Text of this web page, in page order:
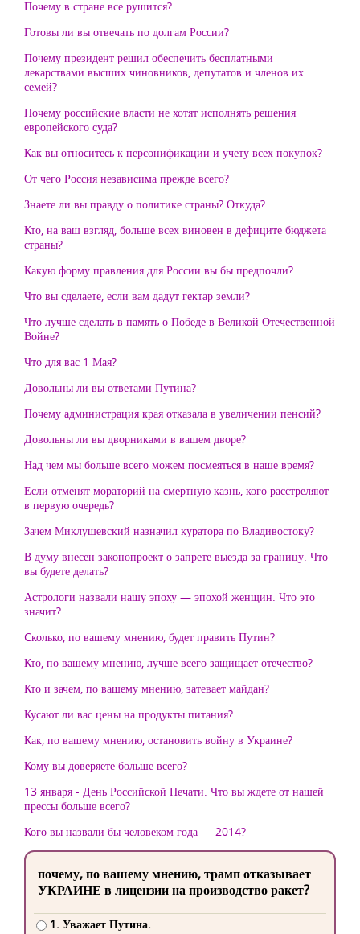
Почему в стране все рушится?
Готовы ли вы отвечать по долгам России?
Почему президент решил обеспечить бесплатными
лекарствами высших чиновников, депутатов и членов их
семей?
Почему российские власти не хотят исполнять решения
европейского суда?
Как вы относитесь к персонификации и учету всех покупок?
От чего Россия независима прежде всего?
Знаете ли вы правду о политике страны? Откуда?
Кто, на ваш взгляд, больше всех виновен в дефиците бюджета
страны?
Какую форму правления для России вы бы предпочли?
Что вы сделаете, если вам дадут гектар земли?
Что лучше сделать в память о Победе в Великой Отечественной
Войне?
Что для вас 1 Мая?
Довольны ли вы ответами Путина?
Почему администрация края отказала в увеличении пенсий?
Довольны ли вы дворниками в вашем дворе?
Над чем мы больше всего можем посмеяться в наше время?
Если отменят мораторий на смертную казнь, кого расстреляют
в первую очередь?
Зачем Миклушевский назначил куратора по Владивостоку?
В думу внесен законопроект о запрете выезда за границу. Что
вы будете делать?
Астрологи назвали нашу эпоху — эпохой женщин. Что это
значит?
Cколько, по вашему мнению, будет править Путин?
Кто, по вашему мнению, лучше всего защищает отечество?
Кто и зачем, по вашему мнению, затевает майдан?
Кусают ли вас цены на продукты питания?
Как, по вашему мнению, остановить войну в Украине?
Кому вы доверяете больше всего?
13 января - День Российской Печати. Что вы ждете от нашей
прессы больше всего?
Кого вы назвали бы человеком года — 2014?
почему, по вашему мнению, трамп отказывает
УКРАИНЕ в лицензии на производство ракет?
1. Уважает Путина.